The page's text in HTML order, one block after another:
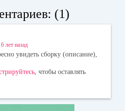
bo
ok
la
ni
ki
r
(1)
6 лет назад
увидеть сборку (описание),
, чтобы оставлять